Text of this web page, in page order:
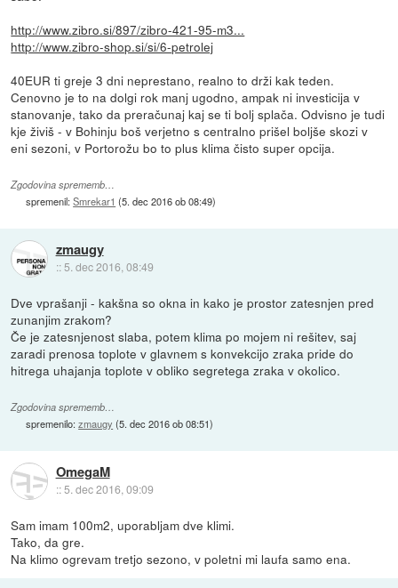
http://www.zibro.si/897/zibro-421-95-m3...
http://www.zibro-shop.si/si/6-petrolej
40EUR ti greje 3 dni neprestano, realno to drži kak teden.
Cenovno je to na dolgi rok manj ugodno, ampak ni investicija v
stanovanje, tako da preračunaj kaj se ti bolj splača. Odvisno je tudi
kje živiš - v Bohinju boš verjetno s centralno prišel boljše skozi v
eni sezoni, v Portorožu bo to plus klima čisto super opcija.
Zgodovina sprememb…
spremenil:Smrekar1 (5. dec 2016 ob 08:49)
zmaugy
:: 5. dec 2016, 08:49
Dve vprašanji - kakšna so okna in kako je prostor zatesnjen pred
zunanjim zrakom?
Če je zatesnjenost slaba, potem klima po mojem ni rešitev, saj
zaradi prenosa toplote v glavnem s konvekcijo zraka pride do
hitrega uhajanja toplote v obliko segretega zraka v okolico.
Zgodovina sprememb…
spremenilo:zmaugy (5. dec 2016 ob 08:51)
OmegaM
::5. dec 2016, 09:09
Sam imam 100m2, uporabljam dve klimi.
Tako, da gre.
Na klimo ogrevam tretjo sezono, v poletni mi laufa samo ena.